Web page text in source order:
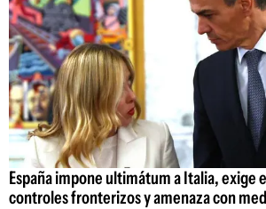
España impone ultimátum a Italia, exige
controles fronterizos y amenaza con